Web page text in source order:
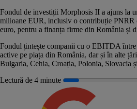
Fondul de investiții Morphosis II a ajuns la
milioane EUR, inclusiv o contribuție PNRR
euro, pentru a finanța firme din România și
Fondul țintește companii cu o EBITDA
active pe piața din România, dar și în alte
Bulgaria, Cehia, Croația, Polonia, Slovacia
Lectură de 4 minute